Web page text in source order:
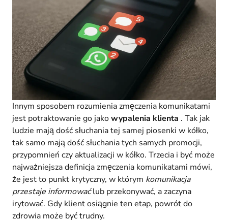
Innym sposobem rozumienia zmęczenia komunikatami
jest potraktowanie go jakowypalenia klienta . Tak jak
ludzie mają dość słuchania tej samej piosenki w kółko,
tak samo mają dość słuchania tych samych promocji,
przypomnień czy aktualizacji w kółko. Trzecia i być może
najważniejsza definicja zmęczenia komunikatami mówi,
że jest to punkt krytyczny, w którym komunikacja
przestaje informowaćlub przekonywać, a zaczyna
irytować. Gdy klient osiągnie ten etap, powrót do
zdrowia może być trudny.